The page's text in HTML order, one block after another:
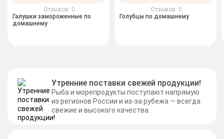
Отзывов: 0
Галушки замороженные по
домашнему
Отзывов: 0
Голубцы по домашнему
Утренние поставки свежей продукции!
Рыба и морепродукты поступают напрямую
из регионов России и из-за рубежа — всегда
свежие и высокого качества.